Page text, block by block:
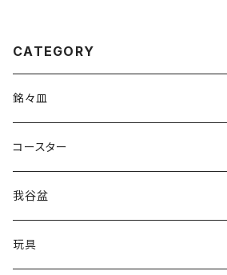
CATEGORY
銘々皿
コースター
我谷盆
玩具